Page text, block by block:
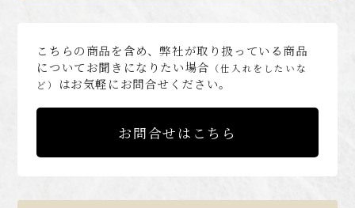
こちらの商品を含め、弊社が取り扱っている商品
についてお聞きになりたい場合 （仕入れをしたいな
ど）
はお気軽にお問合せください。
お問合せはこちら